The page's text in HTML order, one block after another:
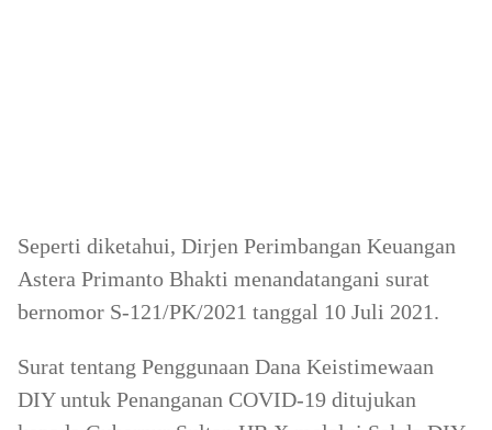
Seperti diketahui, Dirjen Perimbangan Keuangan
Astera Primanto Bhakti menandatangani surat
bernomor S-121/PK/2021 tanggal 10 Juli 2021.
Surat tentang Penggunaan Dana Keistimewaan
DIY untuk Penanganan COVID-19 ditujukan